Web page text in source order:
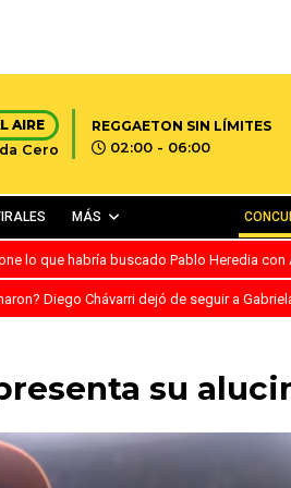
AIRE
Cero
REGGAETON SIN LÍMITES
02:00 - 06:00
MÁS
lo que habría buscado Pablo Heredia con
Diego Chávarri dejó de seguir a
su